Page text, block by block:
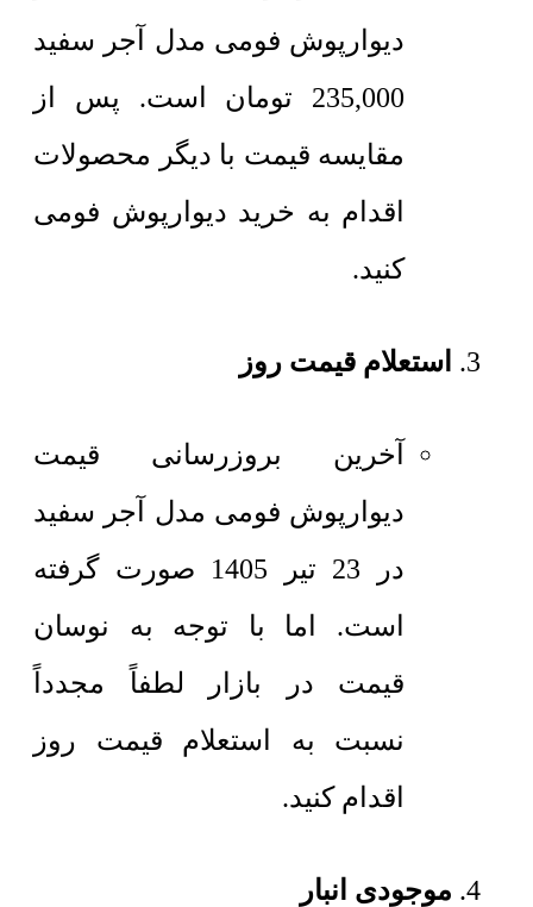
دیوارپوش فومی مدل آجر سفید
235,000
تومان است. پس از
مقایسه قیمت با دیگر محصولات
اقدام به خرید دیوارپوش فومی
کنید.
استعلام قیمت روز
آخرین بروزرسانی قیمت
دیوارپوش فومی مدل آجر سفید
در 23 تیر 1405 صورت گرفته
است. اما با توجه به نوسان
قیمت در بازار لطفاً مجدداً
نسبت به استعلام قیمت روز
اقدام کنید.
موجودی انبار